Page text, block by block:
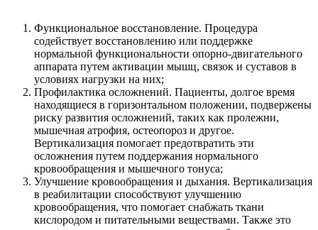
Функциональное восстановление. Процедура
содействует восстановлению или поддержке
нормальной функциональности опорно-двигательного
аппарата путем активации мышц, связок и суставов в
условиях нагрузки на них;
Профилактика осложнений. Пациенты, долгое время
находящиеся в горизонтальном положении, подвержены
риску развития осложнений, таких как пролежни,
мышечная атрофия, остеопороз и другое.
Вертикализация помогает предотвратить эти
осложнения путем поддержания нормального
кровообращения и мышечного тонуса;
Улучшение кровообращения и дыхания. Вертикализация
в реабилитации способствуют улучшению
кровообращения, что помогает снабжать ткани
кислородом и питательными веществами. Также это